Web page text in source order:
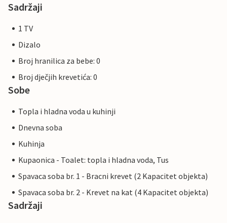
Sadržaji
1 TV
Dizalo
Broj hranilica za bebe: 0
Broj dječjih krevetića: 0
Sobe
Topla i hladna voda u kuhinji
Dnevna soba
Kuhinja
Kupaonica - Toalet: topla i hladna voda, Tus
Spavaca soba br. 1 - Bracni krevet (2 Kapacitet objekta)
Spavaca soba br. 2 - Krevet na kat (4 Kapacitet objekta)
Sadržaji